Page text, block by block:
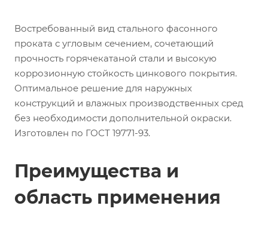
Востребованный вид стального фасонного
проката с угловым сечением, сочетающий
прочность горячекатаной стали и высокую
коррозионную стойкость цинкового покрытия.
Оптимальное решение для наружных
конструкций и влажных производственных сред
без необходимости дополнительной окраски.
Изготовлен по ГОСТ 19771-93.
Преимущества и
область применения